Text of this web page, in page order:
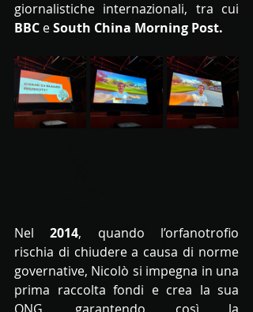
BBC e South China Morning Post.
Nel 2014, quando l’orfanotrofio
rischia di chiudere a causa di norme
governative, Nicolò si impegna in una
prima raccolta fondi e crea la sua